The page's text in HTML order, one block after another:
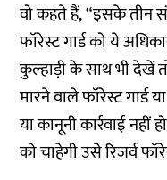
वो कहते हैं, “इसके तीन
फॉरेस्ट गार्ड को ये
कुल्हाड़ी के साथ भी देखें
मारने वाले फॉरेस्ट
या कानूनी कार्रवाई
को चाहेगी उसे रिजर्व